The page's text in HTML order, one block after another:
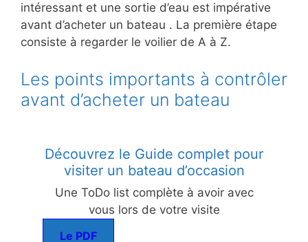
intéressant et une sortie d’eau est impérative
avant d’acheter un bateau . La première étape
consiste à regarder le voilier de A à Z.
Les points importants à contrôler
avant d’acheter un bateau
Découvrez le Guide complet pour
visiter un bateau d’occasion
Une ToDo list complète à avoir avec
vous lors de votre visite
Le PDF